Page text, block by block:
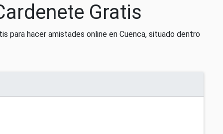
Gratis
para hacer amistades online en Cuenca, situado dentro